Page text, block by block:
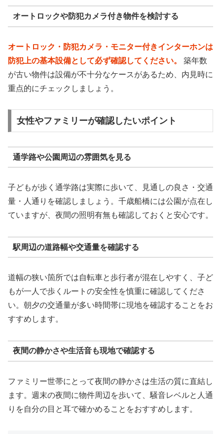
オートロックや防犯カメラ付き物件を検討する
オートロック・防犯カメラ・モニター付きインターホンは
防犯上の基本設備として必ず確認してください。
築年数
が古い物件は設備が不十分なケースがあるため、内見時に
重点的にチェックしましょう。
女性やファミリーが確認したいポイント
通学路や公園周辺の雰囲気を見る
子どもが歩く通学路は実際に歩いて、見通しの良さ・交通
量・人通りを確認しましょう。千歳船橋には公園が点在し
ていますが、夜間の照明有無も確認しておくと安心です。
駅周辺の道路幅や交通量を確認する
道幅の狭い箇所では自転車と歩行者が混在しやすく、子ど
もが一人で歩くルートの安全性を慎重に確認してくださ
い。朝夕の交通量が多い時間帯に現地を確認することをお
すすめします。
夜間の静かさや生活音も現地で確認する
ファミリー世帯にとって夜間の静かさは生活の質に直結し
ます。週末の夜間に物件周辺を歩いて、騒音レベルと人通
りを自分の目と耳で確かめることをおすすめします。